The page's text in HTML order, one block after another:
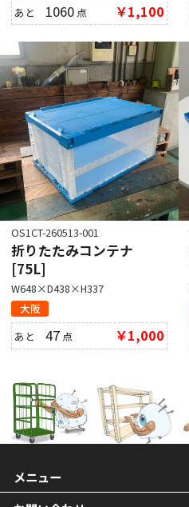
あと 1060 点 ￥1,100
OS1CT-260513-001
折りたたみコンテナ
[75L]
W648×D438×H337
大阪
あと47 点 ￥1,000
メニュー